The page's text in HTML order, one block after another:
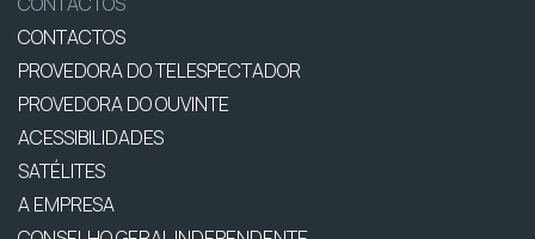
CONTACTOS
PROVEDORA DO TELESPECTADOR
PROVEDORA DO OUVINTE
ACESSIBILIDADES
SATÉLITES
A EMPRESA